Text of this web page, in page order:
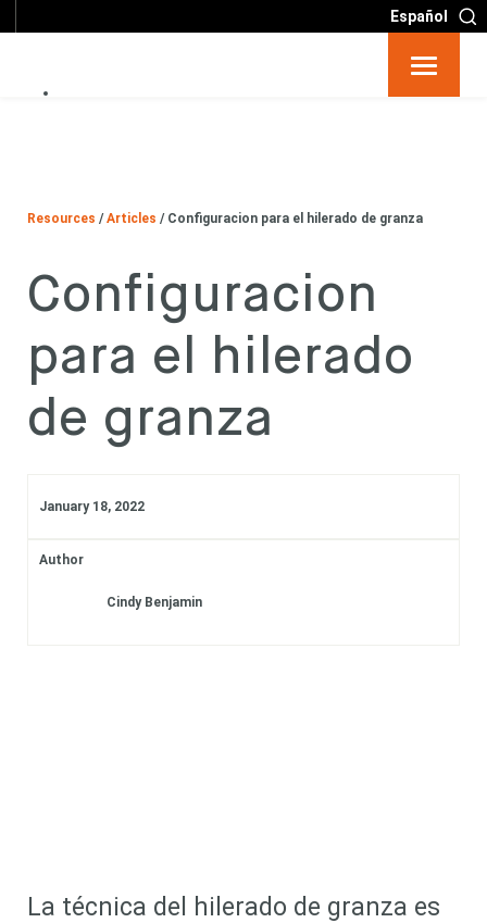
Español
Artículos
Resources / Articles / Configuracion para el hilerado de granza
Configuracion
para el hilerado
de granza
January 18, 2022
Author
Cindy Benjamin
La técnica del hilerado de granza es